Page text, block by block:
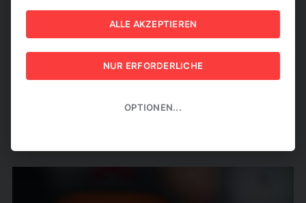
SOZIALMINISTERIUM
VERKLAGT TEMU -
EXPERTE SIEHT
NADELSTICH
ALLE AKZEPTIEREN
NUR ERFORDERLICHE
OPTIONEN...